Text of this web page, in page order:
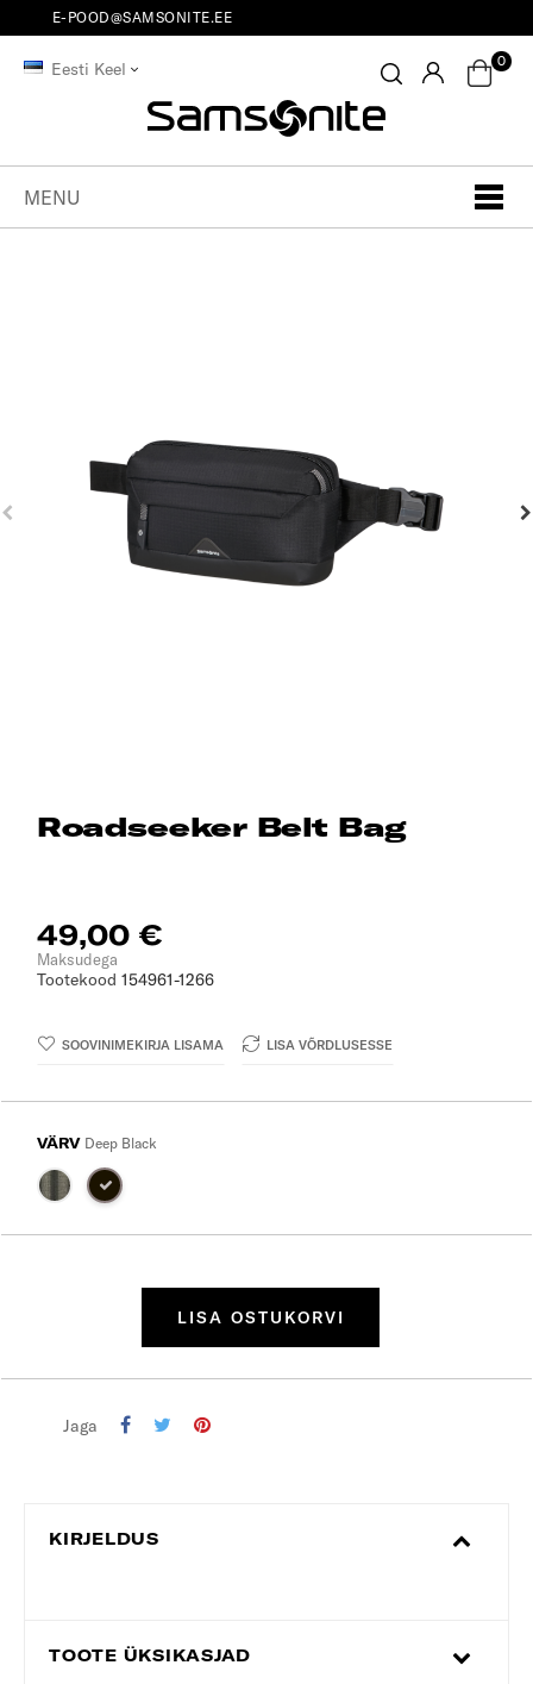
E-POOD@SAMSONITE.EE
Eesti Keel 0
MENU
Roadseeker Belt Bag
49,00 €
Maksudega
Tootekood 154961-1266
SOOVINIMEKIRJA LISAMA LISA VÕRDLUSESSE
VÄRV Deep Black
LISA OSTUKORVI
Jaga
KIRJELDUS
TOOTE ÜKSIKASJAD